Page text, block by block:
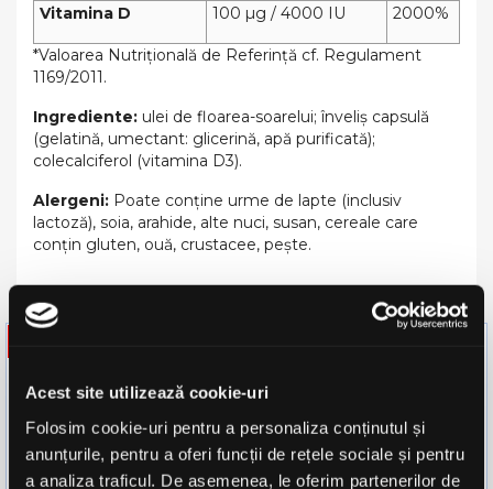
Acest site utilizează cookie-uri
Folosim cookie-uri pentru a personaliza conținutul și
anunțurile, pentru a oferi funcții de rețele sociale și pentru
a analiza traficul. De asemenea, le oferim partenerilor de
Vitamina D 100 µg / 4000 IU 2000%
*Valoarea Nutrițională de Referință cf. Regulament
1169/2011.
Ingrediente: ulei de floarea-soarelui; înveliș capsulă
(gelatină, umectant: glicerină, apă purificată);
colecalciferol (vitamina D3).
Alergeni: Poate conține urme de lapte (inclusiv
lactoză), soia, arahide, alte nuci, susan, cereale care
conțin gluten, ouă, crustacee, pește.
S-AR PUTEA SA-TI PLACA